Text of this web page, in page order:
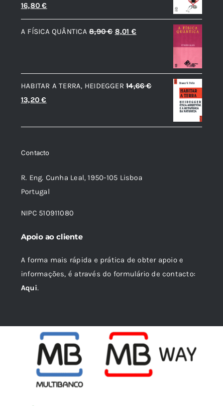
O
preço
original
16,80€
preço
atual
A FÍSICA QUÂNTICA 8,90€ O
era:
8,90 €.
8,01 €
é:
8,01 €.
HABITAR A TERRA, HEIDEGGER 14,66€
O
original
14,66 €.
13,20€
atual
13,20 €.
Contacto
R. Eng. Cunha Leal, 1950-105 Lisboa
Portugal
NIPC 510911080
Apoio ao cliente
A forma mais rápida e prática de obter apoio e
informações, é através do formulário de contacto:
Aqui.